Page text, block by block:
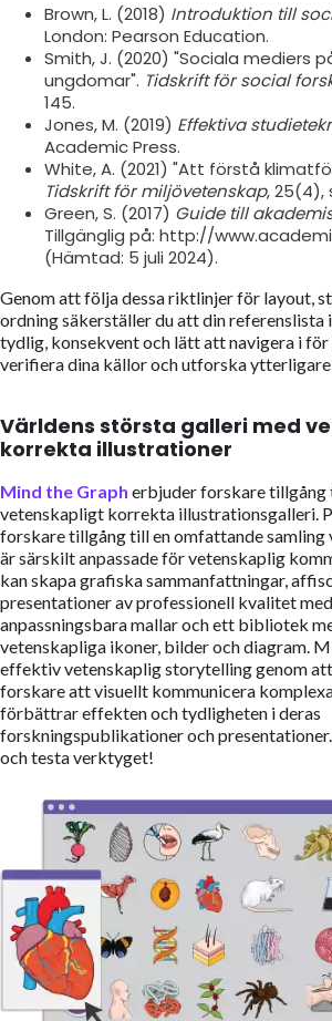
Brown, L. (2018) Introduktion till
London: Pearson Education.
Smith, J. (2020) "Sociala mediers
ungdomar". Tidskrift för social
145.
Jones, M. (2019) Effektiva
Academic Press.
White, A. (2021) "Att förstå
Tidskrift för miljövetenskap, 25(4),
Green, S. (2017) Guide till
Tillgänglig på: http://
(Hämtad: 5 juli 2024).
Genom att följa dessa riktlinjer för layout,
ordning säkerställer du att din
tydlig, konsekvent och lätt att navigera i för
verifiera dina källor och utforska ytterligare
Världens största galleri med
korrekta illustrationer
Mind the Graph erbjuder forskare tillgång
vetenskapligt korrekta illustrationsgalleri.
forskare tillgång till en omfattande samling
är särskilt anpassade för vetenskaplig
kan skapa grafiska sammanfattningar,
presentationer av professionell kvalitet
anpassningsbara mallar och ett bibliotek
vetenskapliga ikoner, bilder och diagram.
effektiv vetenskaplig storytelling genom
forskare att visuellt kommunicera
förbättrar effekten och tydligheten i deras
forskningspublikationer och
och testa verktyget!